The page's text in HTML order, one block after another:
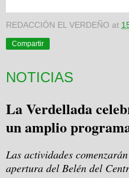
REDACCIÓN EL VERDEÑO at
Compartir
NOTICIAS
La Verdellada
un amplio
Las actividades
apertura del Belén del